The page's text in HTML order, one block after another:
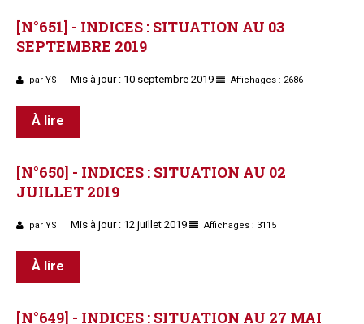
[N°651] - INDICES : SITUATION AU 03
SEPTEMBRE 2019
par YS Mis à jour : 10 septembre 2019 Affichages : 2686
À lire
[N°650] - INDICES : SITUATION AU 02
JUILLET 2019
par YS Mis à jour : 12 juillet 2019 Affichages : 3115
À lire
[N°649] - INDICES : SITUATION AU 27 MAI